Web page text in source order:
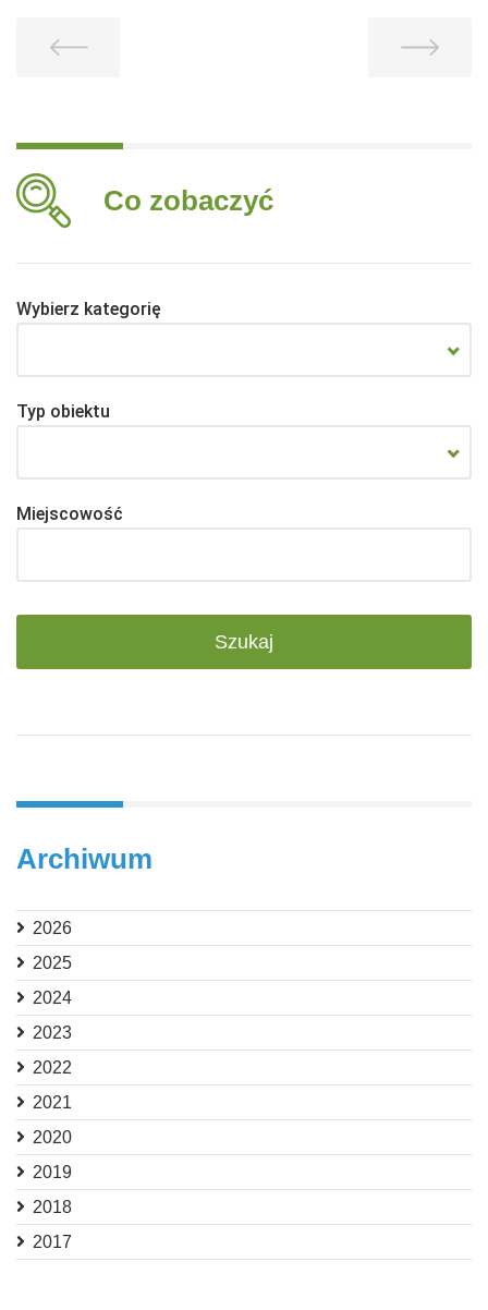
Co zobaczyć
Wybierz kategorię
Typ obiektu
Miejscowość
Archiwum
2026
2025
2024
2023
2022
2021
2020
2019
2018
2017